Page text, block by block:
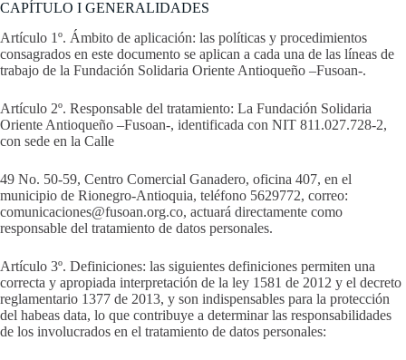
CAPÍTULO I GENERALIDADES
Artículo 1º. Ámbito de aplicación: las políticas y procedimientos
consagrados en este documento se aplican a cada una de las líneas de
trabajo de la Fundación Solidaria Oriente Antioqueño –Fusoan-.
Artículo 2º. Responsable del tratamiento: La Fundación Solidaria
Oriente Antioqueño –Fusoan-, identificada con NIT 811.027.728-2,
con sede en la Calle
49 No. 50-59, Centro Comercial Ganadero, oficina 407, en el
municipio de Rionegro-Antioquia, teléfono 5629772, correo:
comunicaciones@fusoan.org.co, actuará directamente como
responsable del tratamiento de datos personales.
Artículo 3º. Definiciones: las siguientes definiciones permiten una
correcta y apropiada interpretación de la ley 1581 de 2012 y el decreto
reglamentario 1377 de 2013, y son indispensables para la protección
del habeas data, lo que contribuye a determinar las responsabilidades
de los involucrados en el tratamiento de datos personales: